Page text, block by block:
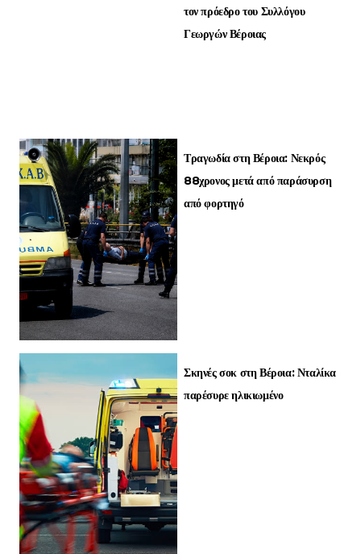
τον πρόεδρο του Συλλόγου
Γεωργών Βέροιας
Τραγωδία στη Βέροια: Νεκρός
88χρονος μετά από παράσυρση
από φορτηγό
Σκηνές σοκ στη Βέροια: Νταλίκα
παρέσυρε ηλικιωμένο